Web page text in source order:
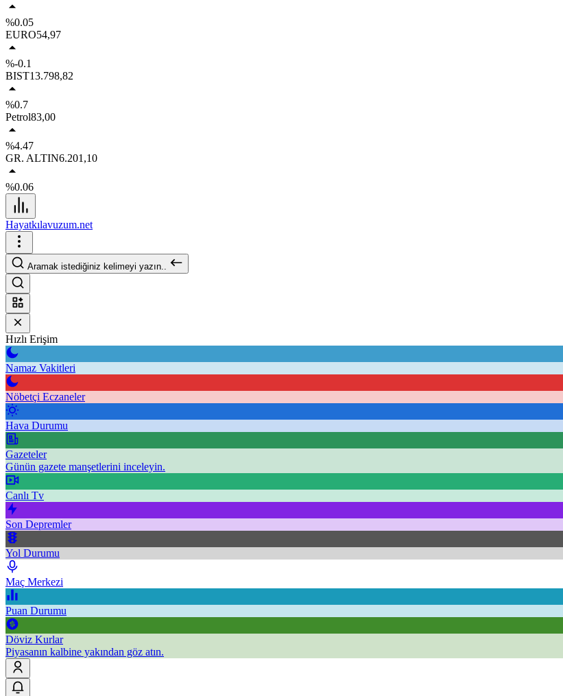
%0.05
EURO54,97
%-0.1
BIST13.798,82
%0.7
Petrol83,00
%4.47
GR. ALTIN6.201,10
%0.06
Hayatkılavuzum.net
Aramak istediğiniz kelimeyi yazın..
Hızlı Erişim
Namaz Vakitleri
Nöbetçi Eczaneler
Hava Durumu
Gazeteler
Günün gazete manşetlerini inceleyin.
Canlı Tv
Son Depremler
Yol Durumu
Maç Merkezi
Puan Durumu
Döviz Kurlar
Piyasanın kalbine yakından göz atın.